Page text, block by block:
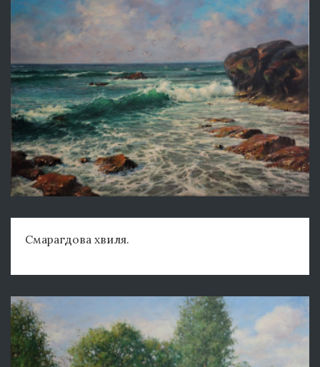
Смарагдова хвиля.